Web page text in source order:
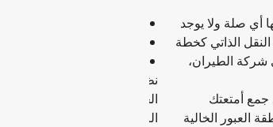
أي صلة ولا يوجد
الذاتي كخطة
شركة الطيران،
أمتعتك
العبور الخالية
نظرًا إلى أن رحلات النقل
الحقوق تقتصر على رحلة
الرحلة بأكملها. يعني ذلك أنه